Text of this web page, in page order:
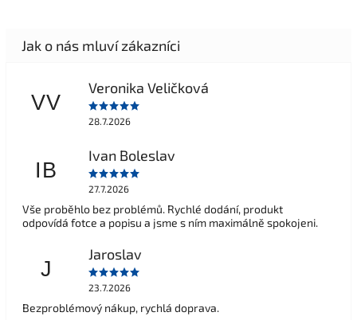
VV
Veronika Veličková
28.7.2026
IB
Ivan Boleslav
27.7.2026
Vše proběhlo bez problémů. Rychlé dodání, produkt
odpovídá fotce a popisu a jsme s ním maximálně spokojeni.
J
Jaroslav
23.7.2026
Bezproblémový nákup, rychlá doprava.